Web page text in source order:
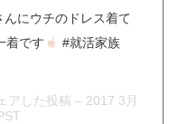
にウチのドレス着て
着です
#就活家族
アした投稿 – 2017 3月